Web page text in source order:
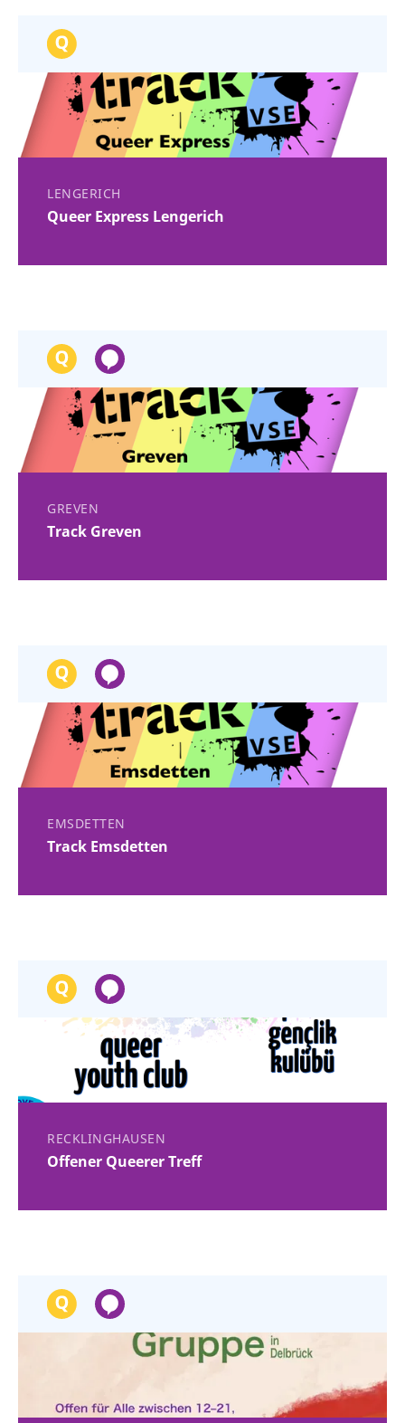
LENGERICH
Queer Express Lengerich
GREVEN
Track Greven
EMSDETTEN
Track Emsdetten
RECKLINGHAUSEN
Offener Queerer Treff